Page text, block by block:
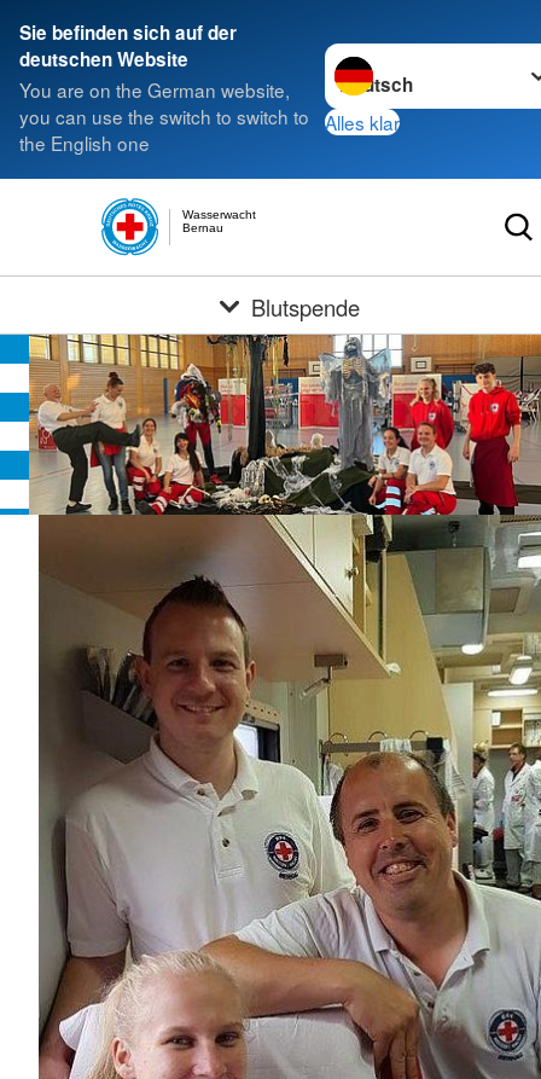
Sie befinden sich auf der
deutschen Website
You are on the German website,
you can use the switch to switch to
the English one
Sprache wechseln zu
Alles klar
Bernau
Wasserwacht
Blutspende